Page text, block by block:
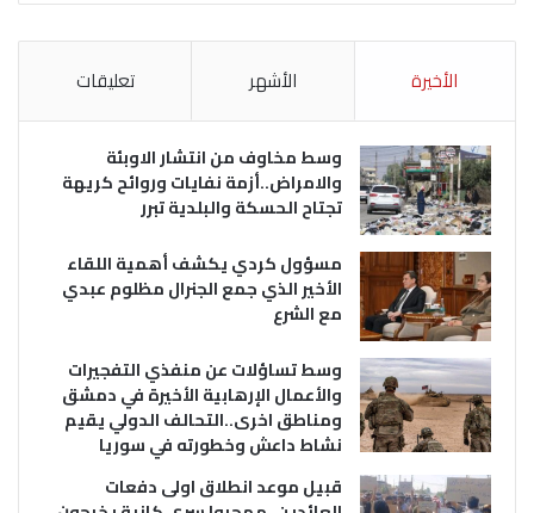
الأخيرة الأشهر تعليقات
وسط مخاوف من انتشار الاوبئة
والامراض..أزمة نفايات وروائح كريهة
تجتاح الحسكة والبلدية تبرر
مسؤول كردي يكشف أهمية اللقاء
الأخير الذي جمع الجنرال مظلوم عبدي
مع الشرع
وسط تساؤلات عن منفذي التفجيرات
والأعمال الإرهابية الأخيرة في دمشق
ومناطق اخرى..التحالف الدولي يقيم
نشاط داعش وخطورته في سوريا
قبيل موعد انطلاق اولى دفعات